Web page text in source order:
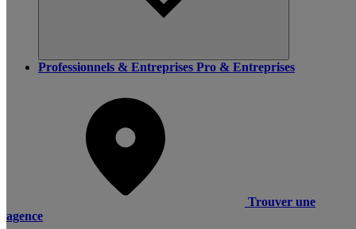
Professionnels & Entreprises Pro & Entreprises
Trouver une
agence